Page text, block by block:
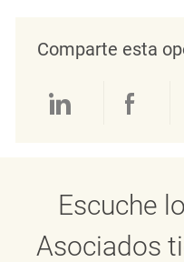
Comparte esta
Compartir a
Escuche
Asociados